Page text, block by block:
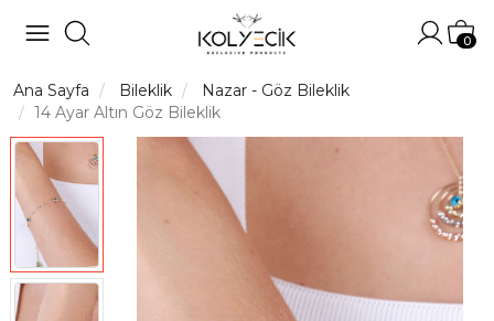
0
Ana Sayfa Bileklik
Nazar - Göz Bileklik
14 Ayar Altın Göz Bileklik